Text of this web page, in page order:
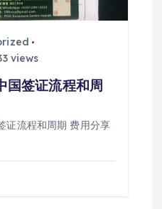
views
签证流程和周
证流程和周期 费用分享